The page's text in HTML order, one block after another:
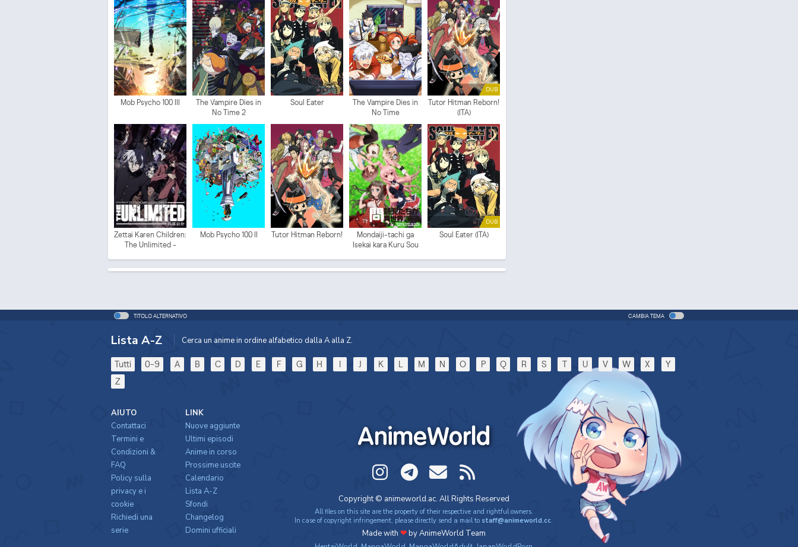
Mob Psycho 100 III
The Vampire Dies in
No Time 2
Soul Eater
The Vampire Dies in
No Time
DUB
Tutor Hitman Reborn!
(ITA)
Zettai Karen Children:
The Unlimited -
Mob Psycho 100 II Tutor Hitman Reborn!
Mondaiji-tachi ga
Isekai kara Kuru Sou
DUB
Soul Eater (ITA)
TITOLO ALTERNATIVO CAMBIA TEMA
Lista A-Z Cerca un anime in ordine alfabetico dalla A alla Z.
Tutti 0-9 A B C D E F G H I J K L M N O P Q R S T U V W X
Y
Z
AnimeWorld
Copyright © animeworld.ac. All Rights Reserved
All files on this site are the property of their respective and rightful owners.
In case of copyright infringement, please directly send a mail to staff@animeworld.cc.
Made with ❤by AnimeWorld Team
AIUTO
Contattaci
Termini e
Condizioni &
FAQ
Policy sulla
privacy e i
cookie
Richiedi una
serie
LINK
Nuove aggiunte
Ultimi episodi
Anime in corso
Prossime uscite
Calendario
Lista A-Z
Sfondi
Changelog
Domini ufficiali